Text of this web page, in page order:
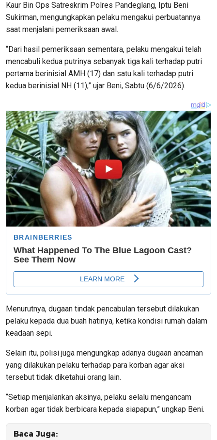
Kaur Bin Ops Satreskrim Polres Pandeglang, Iptu Beni
Sukirman, mengungkapkan pelaku mengakui perbuatannya
saat menjalani pemeriksaan awal.
“Dari hasil pemeriksaan sementara, pelaku mengakui telah
mencabuli kedua putrinya sebanyak tiga kali terhadap putri
pertama berinisial AMH (17) dan satu kali terhadap putri
kedua berinisial NH (11),” ujar Beni, Sabtu (6/6/2026).
Menurutnya, dugaan tindak pencabulan tersebut dilakukan
pelaku kepada dua buah hatinya, ketika kondisi rumah dalam
keadaan sepi.
Selain itu, polisi juga mengungkap adanya dugaan ancaman
yang dilakukan pelaku terhadap para korban agar aksi
tersebut tidak diketahui orang lain.
“Setiap menjalankan aksinya, pelaku selalu mengancam
korban agar tidak berbicara kepada siapapun,” ungkap Beni.
Baca Juga: